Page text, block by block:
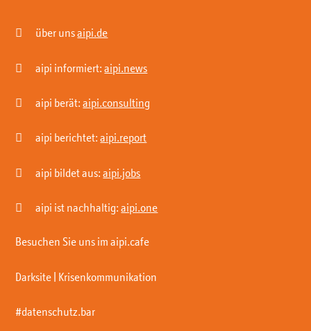
 über unsaipi.de
 aipi informiert:aipi.news
 aipi berät:aipi.consulting
 aipi berichtet:aipi.report
 aipi bildet aus:aipi.jobs
 aipi ist nachhaltig:aipi.one
Besuchen Sie uns im aipi.cafe
Darksite | Krisenkommunikation
#datenschutz.bar